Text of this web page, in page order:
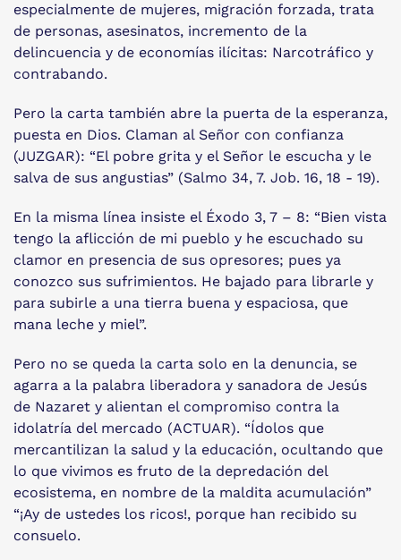
especialmente de mujeres, migración forzada, trata
de personas, asesinatos, incremento de la
delincuencia y de economías ilícitas: Narcotráfico y
contrabando.
Pero la carta también abre la puerta de la esperanza,
puesta en Dios. Claman al Señor con confianza
(JUZGAR): “El pobre grita y el Señor le escucha y le
salva de sus angustias” (Salmo 34, 7. Job. 16, 18 - 19).
En la misma línea insiste el Éxodo 3, 7 – 8: “Bien vista
tengo la aflicción de mi pueblo y he escuchado su
clamor en presencia de sus opresores; pues ya
conozco sus sufrimientos. He bajado para librarle y
para subirle a una tierra buena y espaciosa, que
mana leche y miel”.
Pero no se queda la carta solo en la denuncia, se
agarra a la palabra liberadora y sanadora de Jesús
de Nazaret y alientan el compromiso contra la
idolatría del mercado (ACTUAR). “Ídolos que
mercantilizan la salud y la educación, ocultando que
lo que vivimos es fruto de la depredación del
ecosistema, en nombre de la maldita acumulación”
“¡Ay de ustedes los ricos!, porque han recibido su
consuelo.